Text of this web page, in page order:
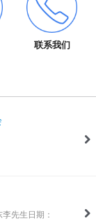
联系我们
先生日期：